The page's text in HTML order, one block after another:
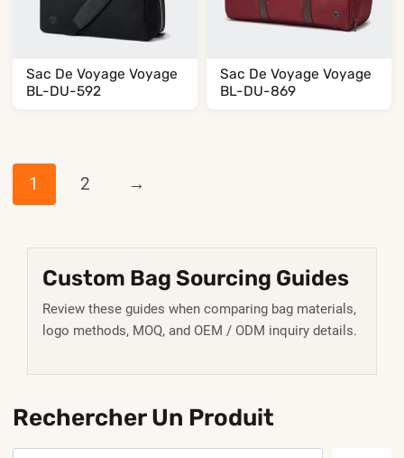
Sac De Voyage Voyage
BL-DU-592
Sac De Voyage Voyage
BL-DU-869
1 2 →
Custom Bag Sourcing Guides
Review these guides when comparing bag materials,
logo methods, MOQ, and OEM / ODM inquiry details.
Rechercher Un Produit